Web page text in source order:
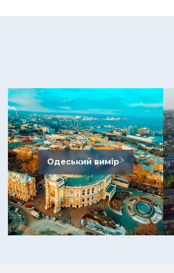
Одеський вимір